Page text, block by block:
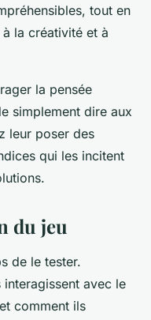
tout en
la créativité et à
la pensée
simplement dire aux
leur poser des
qui les incitent
du jeu
de le tester.
avec le
comment ils